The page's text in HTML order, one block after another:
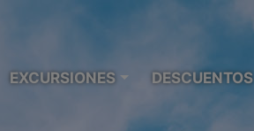
EXCURSIONES DESCUENTOS